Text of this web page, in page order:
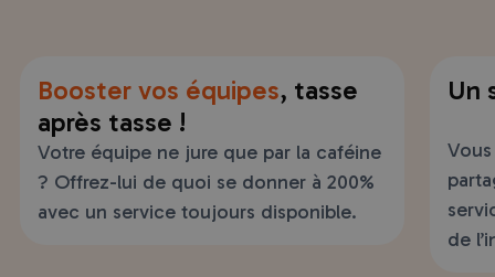
Booster vos équipes, tasse
après tasse !
Votre équipe ne jure que par la caféine
? Offrez-lui de quoi se donner à 200%
avec un service toujours disponible.
Un
de